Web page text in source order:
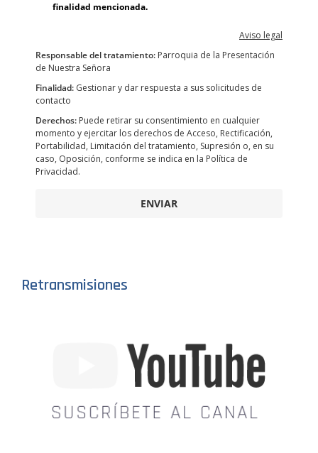
finalidad mencionada.
Aviso legal
Responsable del tratamiento: Parroquia de la Presentación
de Nuestra Señora
Finalidad: Gestionar y dar respuesta a sus solicitudes de
contacto
Derechos: Puede retirar su consentimiento en cualquier
momento y ejercitar los derechos de Acceso, Rectificación,
Portabilidad, Limitación del tratamiento, Supresión o, en su
caso, Oposición, conforme se indica en la Política de
Privacidad.
ENVIAR
Retransmisiones